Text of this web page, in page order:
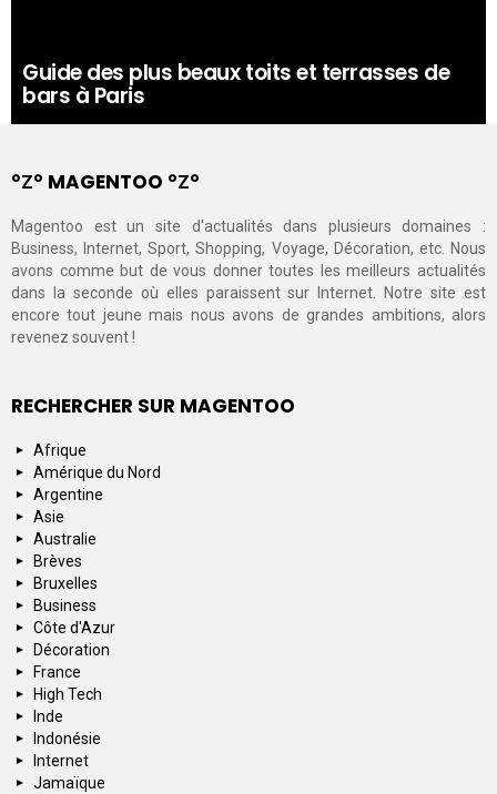
Guide des plus beaux toits et terrasses de
bars à Paris
°Ζ° MAGENTOO °Ζ°
Magentoo est un site d'actualités dans plusieurs domaines :
Business, Internet, Sport, Shopping, Voyage, Décoration, etc. Nous
avons comme but de vous donner toutes les meilleurs actualités
dans la seconde où elles paraissent sur Internet. Notre site est
encore tout jeune mais nous avons de grandes ambitions, alors
revenez souvent !
RECHERCHER SUR MAGENTOO
Afrique
Amérique du Nord
Argentine
Asie
Australie
Brèves
Bruxelles
Business
Côte d'Azur
Décoration
France
High Tech
Inde
Indonésie
Internet
Jamaïque